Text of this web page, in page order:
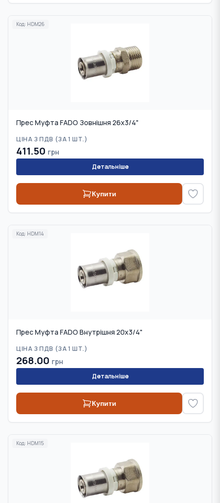
Код: HDM26
Прес Муфта FADO Зовнішня 26x3/4"
ЦІНА З ПДВ (ЗА 1 ШТ.)
411.50 грн
Детальніше
Купити
Код: HDM14
Прес Муфта FADO Внутрішня 20х3/4"
ЦІНА З ПДВ (ЗА 1 ШТ.)
268.00 грн
Детальніше
Купити
Код: HDM15